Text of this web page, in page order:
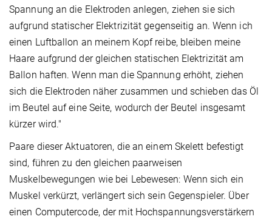
Spannung an die Elektroden anlegen, ziehen sie sich
aufgrund statischer Elektrizität gegenseitig an. Wenn ich
einen Luftballon an meinem Kopf reibe, bleiben meine
Haare aufgrund der gleichen statischen Elektrizität am
Ballon haften. Wenn man die Spannung erhöht, ziehen
sich die Elektroden näher zusammen und schieben das Öl
im Beutel auf eine Seite, wodurch der Beutel insgesamt
kürzer wird."
Paare dieser Aktuatoren, die an einem Skelett befestigt
sind, führen zu den gleichen paarweisen
Muskelbewegungen wie bei Lebewesen: Wenn sich ein
Muskel verkürzt, verlängert sich sein Gegenspieler. Über
einen Computercode, der mit Hochspannungsverstärkern